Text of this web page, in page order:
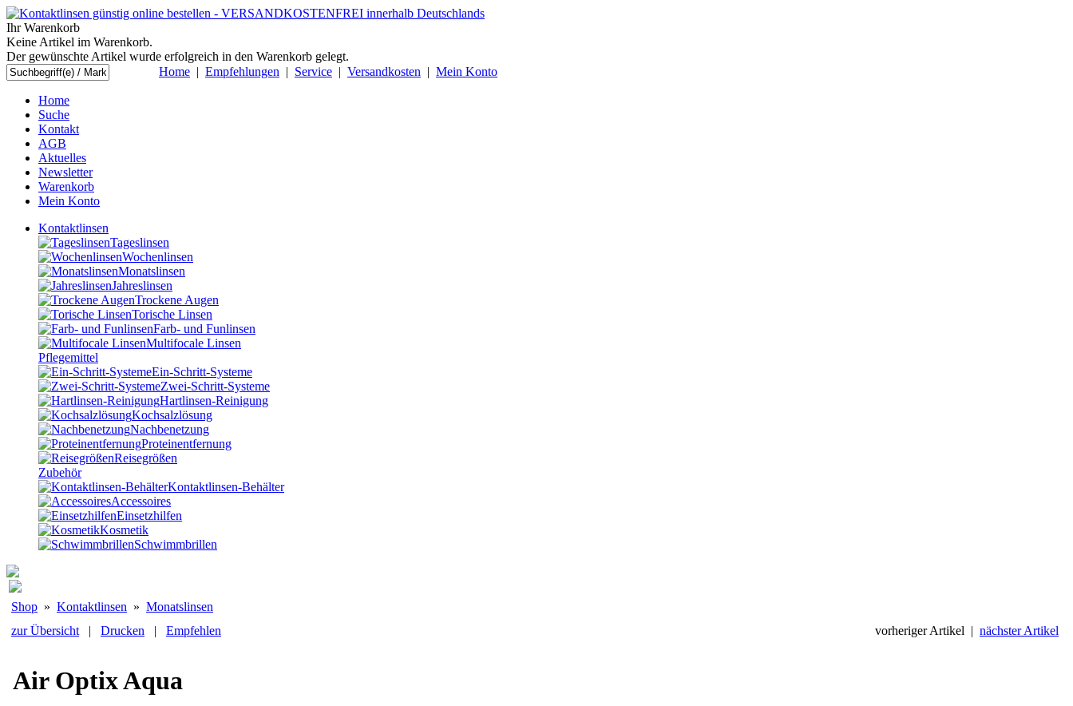
Ihr Warenkorb
Keine Artikel im Warenkorb.
Der gewünschte Artikel wurde erfolgreich in den Warenkorb gelegt.
Home | Empfehlungen | Service | Versandkosten | Mein Konto
Home
Suche
Kontakt
AGB
Aktuelles
Newsletter
Warenkorb
Mein Konto
Kontaktlinsen
Tageslinsen
Wochenlinsen
Monatslinsen
Jahreslinsen
Trockene Augen
Torische Linsen
Farb- und Funlinsen
Multifocale Linsen
Pflegemittel
Ein-Schritt-Systeme
Zwei-Schritt-Systeme
Hartlinsen-Reinigung
Kochsalzlösung
Nachbenetzung
Proteinentfernung
Reisegrößen
Zubehör
Kontaktlinsen-Behälter
Accessoires
Einsetzhilfen
Kosmetik
Schwimmbrillen
Shop » Kontaktlinsen » Monatslinsen
zur Übersicht | Drucken | Empfehlen vorheriger Artikel | nächster Artikel
Air Optix Aqua